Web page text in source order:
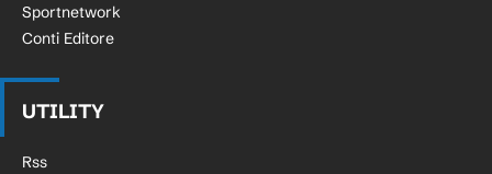
Sportnetwork
Conti Editore
UTILITY
Rss